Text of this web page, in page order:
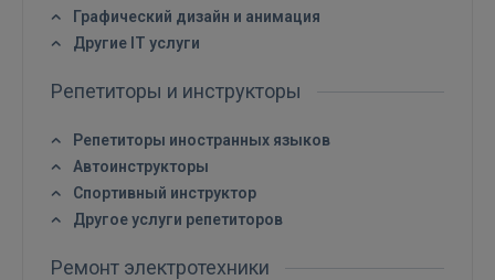
Графический дизайн и анимация
Другие IT услуги
Репетиторы и инструкторы
Репетиторы иностранных языков
Автоинструкторы
Спортивный инструктор
Другое услуги репетиторов
Ремонт электротехники